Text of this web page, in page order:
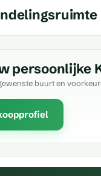
persoonlijke
buurt en